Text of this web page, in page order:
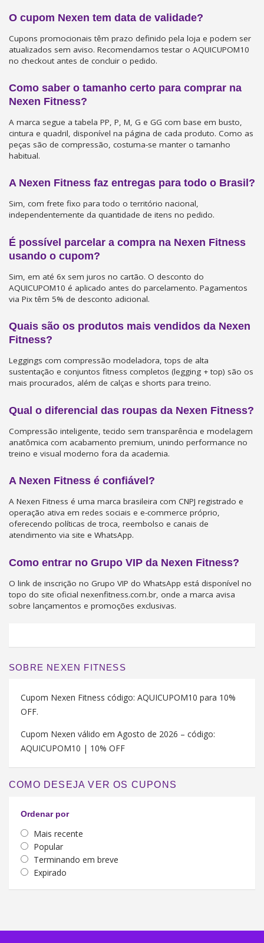
O cupom Nexen tem data de validade?
Cupons promocionais têm prazo definido pela loja e podem ser
atualizados sem aviso. Recomendamos testar o AQUICUPOM10
no checkout antes de concluir o pedido.
Como saber o tamanho certo para comprar na
Nexen Fitness?
A marca segue a tabela PP, P, M, G e GG com base em busto,
cintura e quadril, disponível na página de cada produto. Como as
peças são de compressão, costuma-se manter o tamanho
habitual.
A Nexen Fitness faz entregas para todo o Brasil?
Sim, com frete fixo para todo o território nacional,
independentemente da quantidade de itens no pedido.
É possível parcelar a compra na Nexen Fitness
usando o cupom?
Sim, em até 6x sem juros no cartão. O desconto do
AQUICUPOM10 é aplicado antes do parcelamento. Pagamentos
via Pix têm 5% de desconto adicional.
Quais são os produtos mais vendidos da Nexen
Fitness?
Leggings com compressão modeladora, tops de alta
sustentação e conjuntos fitness completos (legging + top) são os
mais procurados, além de calças e shorts para treino.
Qual o diferencial das roupas da Nexen Fitness?
Compressão inteligente, tecido sem transparência e modelagem
anatômica com acabamento premium, unindo performance no
treino e visual moderno fora da academia.
A Nexen Fitness é confiável?
A Nexen Fitness é uma marca brasileira com CNPJ registrado e
operação ativa em redes sociais e e-commerce próprio,
oferecendo políticas de troca, reembolso e canais de
atendimento via site e WhatsApp.
Como entrar no Grupo VIP da Nexen Fitness?
O link de inscrição no Grupo VIP do WhatsApp está disponível no
topo do site oficial nexenfitness.com.br, onde a marca avisa
sobre lançamentos e promoções exclusivas.
SOBRE NEXEN FITNESS
Cupom Nexen Fitness código: AQUICUPOM10 para 10%
OFF.
Cupom Nexen válido em Agosto de 2026 – código:
AQUICUPOM10 | 10% OFF
COMO DESEJA VER OS CUPONS
Ordenar por
Mais recente
Popular
Terminando em breve
Expirado